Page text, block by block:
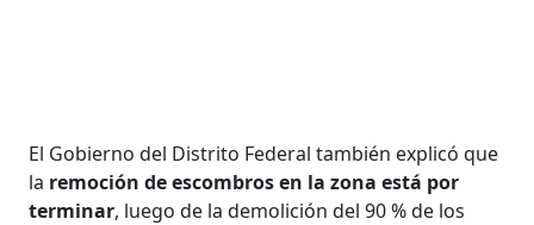
El Gobierno del Distrito Federal también explicó que
la remoción de escombros en la zona está por
terminar, luego de la demolición del 90 % de los